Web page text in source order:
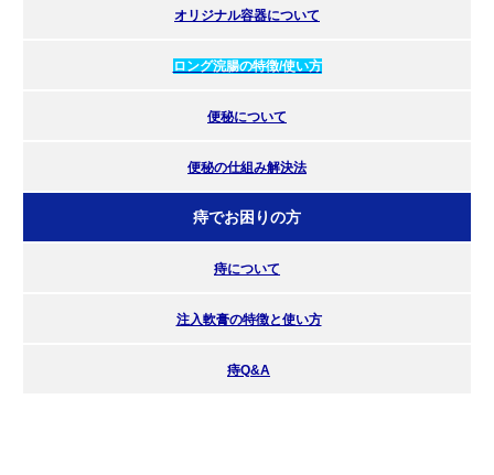
オリジナル容器について
ロング浣腸の特徴/使い方
便秘について
便秘の仕組み解決法
痔でお困りの方
痔について
注入軟膏の特徴と使い方
痔Q&A